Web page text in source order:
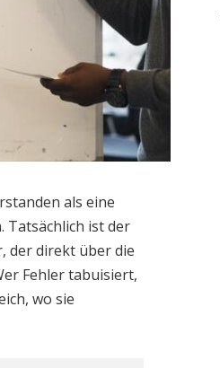
als eine
Tatsächlich ist der
der direkt über die
Fehler tabuisiert,
wo sie